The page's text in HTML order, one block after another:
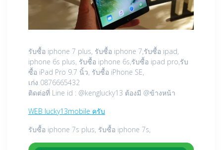
รับซื้อ iphone 7 plus, รับซื้อ iphone 7,รับซื้อ ipad,
iphone 6s plus, รับซื้อ iphone 6s,รับซื้อ ipad pro,รับ
ซื้อ iPad Pro 9.7 นิ้ว, รับซื้อ iPhone SE,
เก่ง 0876665432
ติดต่อที่ Line id : @kenglucky13 ต้องมี @ข้างหน้า
WEB lucky13mobile ครับ
รับซื้อ iphone 7s plus, รับซื้อ iphone 7s,